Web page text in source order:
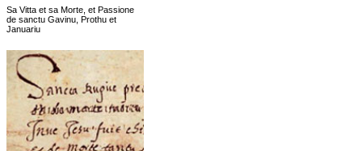
Sa Vitta et sa Morte, et Passione
de sanctu Gavinu, Prothu et
Januariu